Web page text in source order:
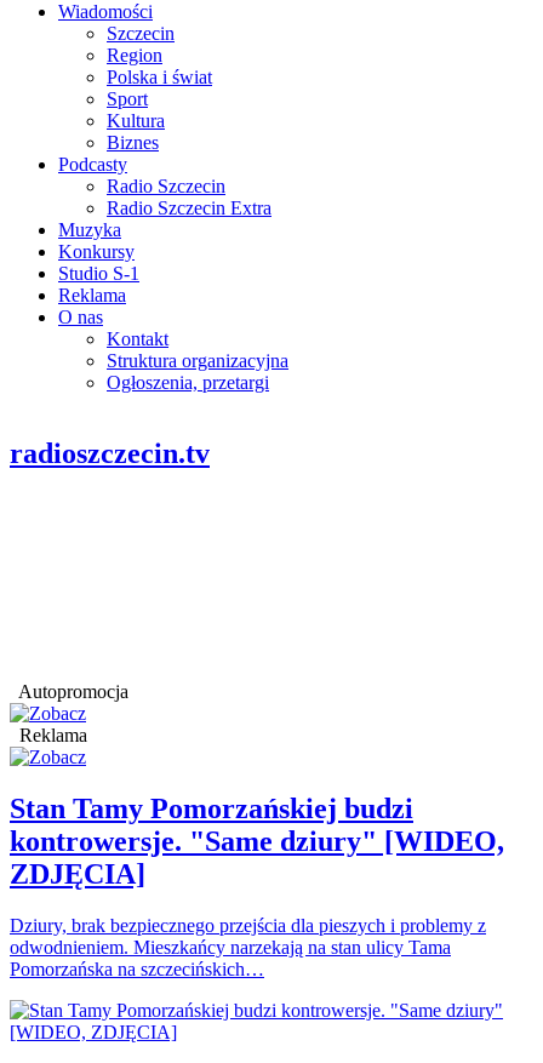
Wiadomości
Szczecin
Region
Polska i świat
Sport
Kultura
Biznes
Podcasty
Radio Szczecin
Radio Szczecin Extra
Muzyka
Konkursy
Studio S-1
Reklama
O nas
Kontakt
Struktura organizacyjna
Ogłoszenia, przetargi
radioszczecin.tv
Autopromocja
Reklama
Stan Tamy Pomorzańskiej budzi
kontrowersje. "Same dziury" [WIDEO,
ZDJĘCIA]
Dziury, brak bezpiecznego przejścia dla pieszych i problemy z
odwodnieniem. Mieszkańcy narzekają na stan ulicy Tama
Pomorzańska na szczecińskich…